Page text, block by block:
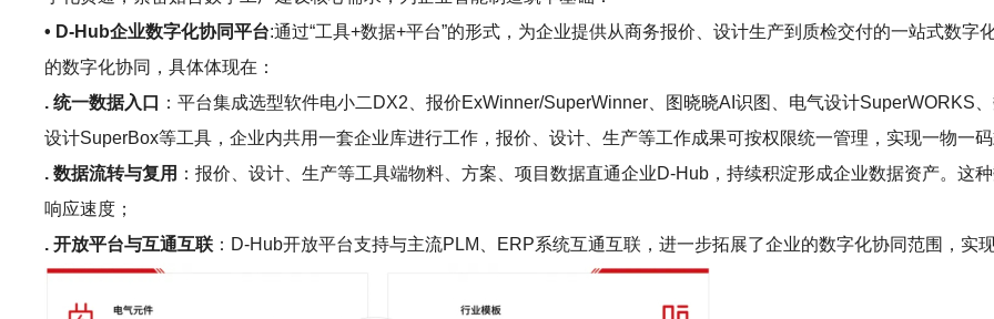
• D-Hub企业数字化协同平台:通过“工具+数据+平台”的形式，为企业提供从商务报价、设计生产到质检交付的一站式数
的数字化协同，具体体现在：
. 统一数据入口
：平台集成选型软件电小二DX2、报价ExWinner/SuperWinner、图晓晓AI识图、电气设计SuperWORKS
设计SuperBox等工具，企业内共用一套企业库进行工作，报价、设计、生产等工作成果可按权限统一管理，实现一物一
. 数据流转与复用 ：报价、设计、生产等工具端物料、方案、项目数据直通企业D-Hub，持续积淀形成企业数据资产。这
响应速度；
. 开放平台与互通互联 ：D-Hub开放平台支持与主流PLM、ERP系统互通互联，进一步拓展了企业的数字化协同范围，实